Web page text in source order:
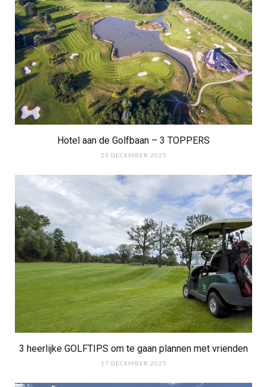
Hotel aan de Golfbaan – 3 TOPPERS
23 DECEMBER 2025
3 heerlijke GOLFTIPS om te gaan plannen met vrienden
17 DECEMBER 2025